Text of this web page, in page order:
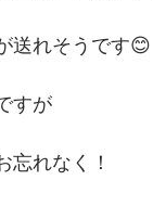
送れそうです😊
すが
忘れなく！